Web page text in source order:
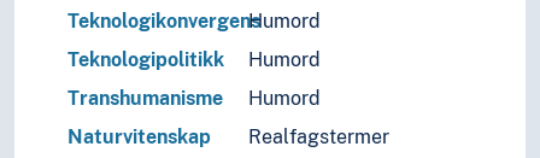
TeknologikonvergensHumord
Teknologipolitikk
Humord
Transhumanisme
Humord
Naturvitenskap
Realfagstermer